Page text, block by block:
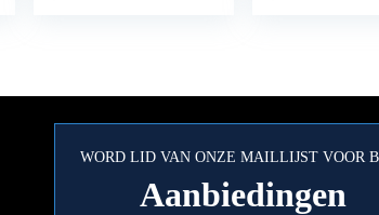
WORD LID VAN ONZE MAILLIJST VOOR
Aanbiedingen